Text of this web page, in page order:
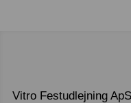
Vitro Festudlejning ApS